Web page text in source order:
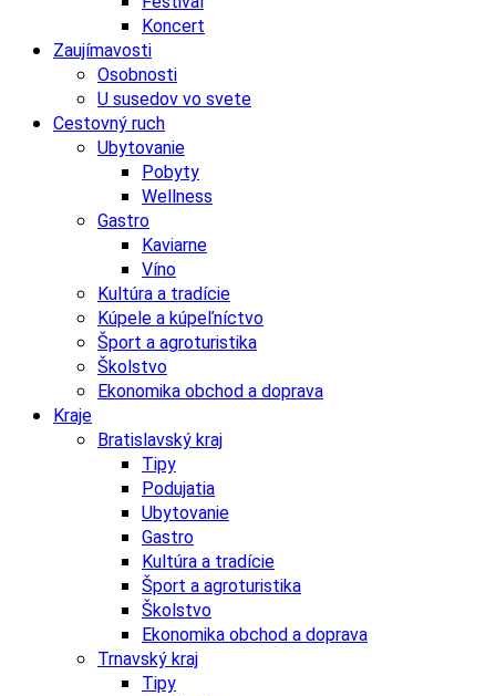
Koncert
Zaujímavosti
Osobnosti
U susedov vo svete
Cestovný ruch
Ubytovanie
Pobyty
Wellness
Gastro
Kaviarne
Víno
Kultúra a tradície
Kúpele a kúpeľníctvo
Šport a agroturistika
Školstvo
Ekonomika obchod a doprava
Kraje
Bratislavský kraj
Tipy
Podujatia
Ubytovanie
Gastro
Kultúra a tradície
Šport a agroturistika
Školstvo
Ekonomika obchod a doprava
Trnavský kraj
Tipy